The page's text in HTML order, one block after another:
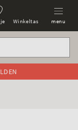
Winkeltas menu